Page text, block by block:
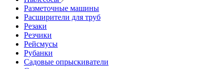
Разметочные машины
Расширители для труб
Резаки
Резчики
Рейсмусы
Рубанки
Садовые опрыскиватели